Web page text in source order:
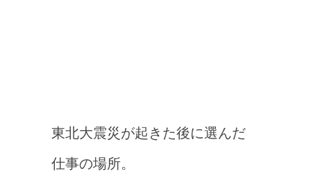
東北大震災が起きた後に選んだ
仕事の場所。